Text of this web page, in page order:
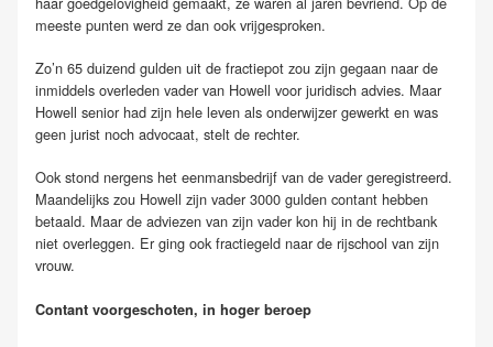
meeste punten werd ze dan ook vrijgesproken.
Zo’n 65 duizend gulden uit de fractiepot zou zijn gegaan naar de
inmiddels overleden vader van Howell voor juridisch advies. Maar
Howell senior had zijn hele leven als onderwijzer gewerkt en was
geen jurist noch advocaat, stelt de rechter.
Ook stond nergens het eenmansbedrijf van de vader geregistreerd.
Maandelijks zou Howell zijn vader 3000 gulden contant hebben
betaald. Maar de adviezen van zijn vader kon hij in de rechtbank
niet overleggen. Er ging ook fractiegeld naar de rijschool van zijn
vrouw.
Contant voorgeschoten, in hoger beroep